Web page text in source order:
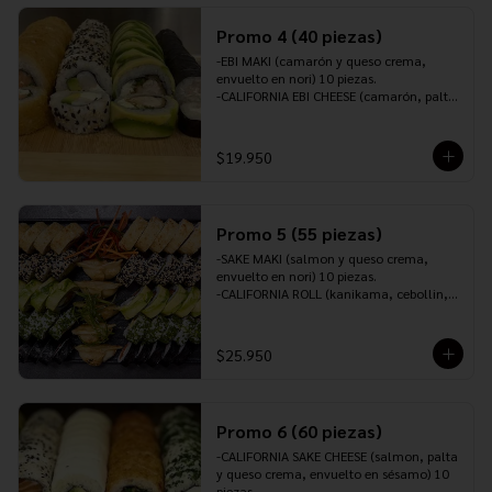
JENGIBRE Y 1 WASABI.
Promo 4 (40 piezas)
-EBI MAKI (camarón y queso crema,
envuelto en nori) 10 piezas.
-CALIFORNIA EBI CHEESE (camarón, palta
-TORI ROLL (pollo furai, queso crema y
cebollín, envuelto en palta) 10 piezas.
-INCLUYE: 3 PALITOS, 2 SOYA, 1 TERIYAKI,
1 JENGIBRE Y 1 WASABI.
$19.950
Promo 5 (55 piezas)
-SAKE MAKI (salmon y queso crema,
envuelto en nori) 10 piezas.
-CALIFORNIA ROLL (kanikama, cebollin,
-CALIFORNIA EBI CHEESE (camarón, palta
y queso crema, envuelto en ciboulette)
piezas.
-TORI PANKO (pollo teriyaki, queso
crema, cebollín, envuelto en panko o
tempura) 10 piezas.
$25.950
Promo 6 (60 piezas)
-CALIFORNIA SAKE CHEESE (salmon, palta
y queso crema, envuelto en sésamo) 10